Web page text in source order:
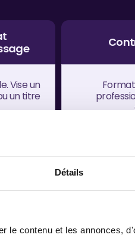
Détails
le contenu et les annonces,
Vise un
un titre
delà).